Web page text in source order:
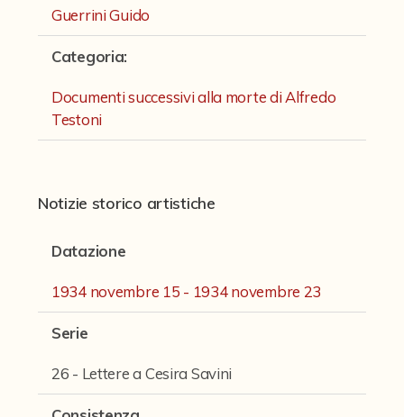
Fondi archivistici e raccolte documentarie
Aemilia Ars
Collezione Brighetti
Collezione Matteuzzi
Ex libris Cavalieri
Caricature, disegni, figurini, miscellanea
Opere teatrali di Alfredo Testoni
Romanzi, conferenze e articoli
Guerrini Guido
Categoria:
Documenti successivi alla morte di Alfredo
Testoni
Notizie storico artistiche
Datazione
1934 novembre 15 - 1934 novembre 23
Serie
26 - Lettere a Cesira Savini